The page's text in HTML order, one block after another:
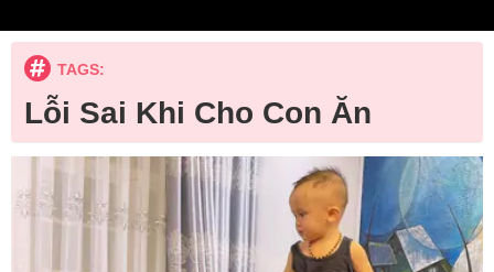
TAGS:
Lỗi Sai Khi Cho Con Ăn